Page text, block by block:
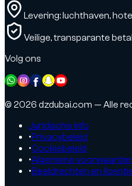
Levering: luchthaven,
Veilige, transparante
Volg ons
© 2026 dzdubai.com — Alle
Juridische info
•Privacybeleid
•Cookiebeleid
•Algemene
•Beeldrechten en